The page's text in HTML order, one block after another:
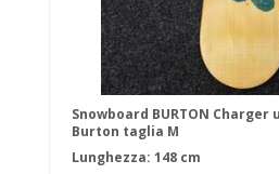
Snowboard BURTON
Burton taglia M
Lunghezza: 148 cm